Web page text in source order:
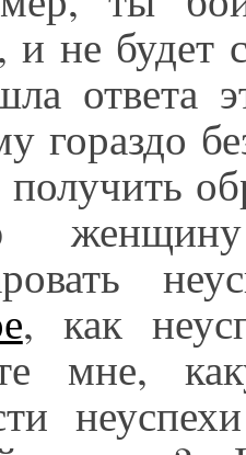
и не будет
ответа
гораздо
получить
, как
мне,